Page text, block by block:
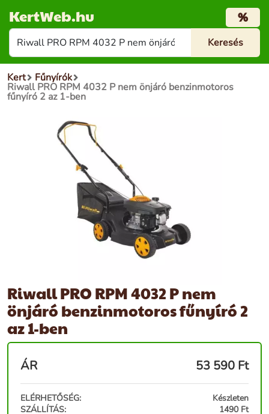
KertWeb.hu %
Kert Fűnyírók
Riwall PRO RPM 4032 P nem önjáró benzinmotoros
fűnyíró 2 az 1-ben
Riwall PRO RPM 4032 P nem
önjáró benzinmotoros fűnyíró 2
az 1-ben
ÁR 53 590 Ft
ELÉRHETŐSÉG:
Készleten
SZÁLLÍTÁS:
1490 Ft